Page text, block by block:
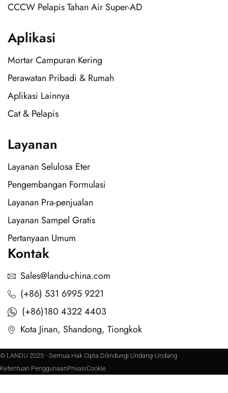
CCCW Pelapis Tahan Air Super-AD
Aplikasi
Mortar Campuran Kering
Perawatan Pribadi & Rumah
Aplikasi Lainnya
Cat & Pelapis
Layanan
Layanan Selulosa Eter
Pengembangan Formulasi
Layanan Pra-penjualan
Layanan Sampel Gratis
Pertanyaan Umum
Kontak
Sales@landu-china.com
(+86) 531 6995 9221
(+86)180 4322 4403
Kota Jinan, Shandong, Tiongkok
© LANDU 2025 - Semua Hak Cipta Dilindungi Undang-Undang
Ketentuan PenggunaanPrivasiCookie